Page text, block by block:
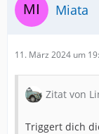
Miata
11. März 2024 um
Zitat von
Triggert dich